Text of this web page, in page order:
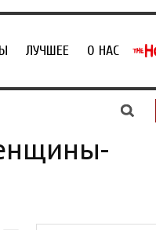
ЛУЧШЕЕ О НАС